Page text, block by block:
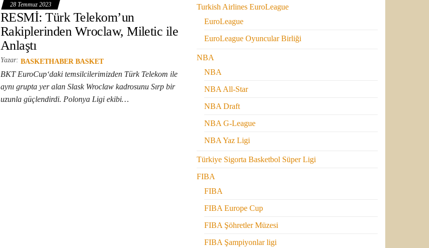
28 Temmuz 2023
RESMİ: Türk Telekom’un
Rakiplerinden Wroclaw, Miletic ile
Anlaştı
Yazar: BASKETHABER BASKET
BKT EuroCup‘daki temsilcilerimizden Türk Telekom ile
aynı grupta yer alan Slask Wroclaw kadrosunu Sırp bir
uzunla güçlendirdi. Polonya Ligi ekibi…
Turkish Airlines EuroLeague
EuroLeague
EuroLeague Oyuncular Birliği
NBA
NBA
NBA All-Star
NBA Draft
NBA G-League
NBA Yaz Ligi
Türkiye Sigorta Basketbol Süper Ligi
FIBA
FIBA
FIBA Europe Cup
FIBA Şöhretler Müzesi
FIBA Şampiyonlar ligi